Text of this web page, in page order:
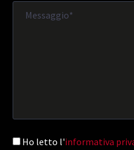
Ho letto l'informativa